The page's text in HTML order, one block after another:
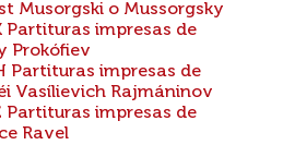
Musorgski o Mussorgsky
Partituras impresas de
Prokófiev
Partituras impresas de
Vasílievich Rajmáninov
Partituras impresas de
Ravel